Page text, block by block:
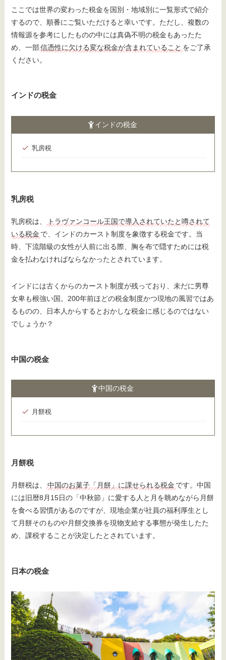
ここでは世界の変わった税金を国別・地域別に一覧形式で紹介
するので、順番にご覧いただけると幸いです。ただし、複数の
情報源を参考にしたものの中には真偽不明の税金もあったた
め、一部 信憑性に欠ける変な税金が含まれていること をご了承
ください。
インドの税金
インドの税金
乳房税
乳房税
乳房税は、
トラヴァンコール王国で導入されていたと噂されて
いる税金 で、インドのカースト制度を象徴する税金です。当
時、下流階級の女性が人前に出る際、胸を布で隠すためには税
金を払わなければならなかったとされています。
インドには古くからのカースト制度が残っており、未だに男尊
女卑も根強い国。200年前ほどの税金制度かつ現地の風習ではあ
るものの、日本人からするとおかしな税金に感じるのではない
でしょうか？
中国の税金
中国の税金
月餅税
月餅税
月餅税は、 中国のお菓子「月餅」に課せられる税金 です。中国
には旧暦8月15日の「中秋節」に愛する人と月を眺めながら月餅
を食べる習慣があるのですが、現地企業が社員の福利厚生とし
て月餅そのものや月餅交換券を現物支給する事態が発生したた
め、課税することが決定したとされています。
日本の税金